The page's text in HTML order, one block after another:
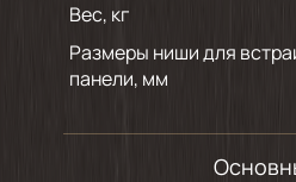
Вес, кг
Размеры ниши для
панели, мм